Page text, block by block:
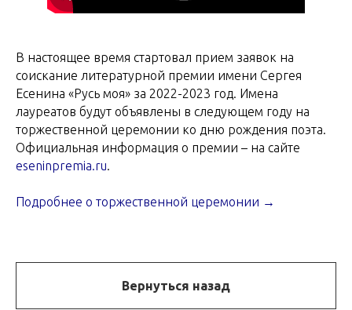
В настоящее время стартовал прием заявок на
соискание литературной премии имени Сергея
Есенина «Русь моя» за 2022-2023 год. Имена
лауреатов будут объявлены в следующем году на
торжественной церемонии ко дню рождения поэта.
Официальная информация о премии – на сайте
eseninpremia.ru.
Подробнее о торжественной церемонии →
Вернуться назад